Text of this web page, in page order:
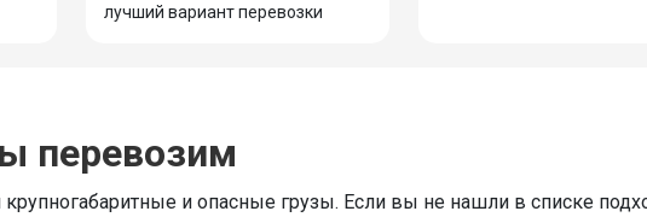
лучший вариант перевозки
перевозим
и опасные грузы. Если вы не нашли в списке